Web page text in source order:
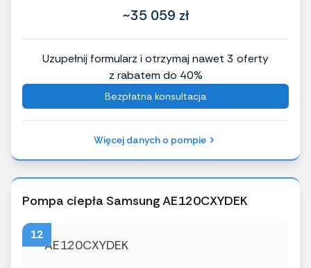
~35 059 zł
Uzupełnij formularz i otrzymaj nawet 3 oferty
z rabatem do 40%
Bezpłatna konsultacja
Więcej danych o pompie
Pompa ciepła Samsung AE120CXYDEK
12